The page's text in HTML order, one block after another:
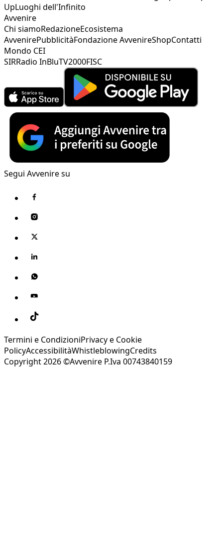
UpLuoghi dell'Infinito
Avvenire
Chi siamoRedazioneEcosistema
AvvenirePubblicitàFondazione AvvenireShopContatti
Mondo CEI
SIRRadio InBluTV2000FISC
Segui Avvenire su
Termini e CondizioniPrivacy e Cookie
PolicyAccessibilitàWhistleblowingCredits
Copyright 2026 ©Avvenire P.Iva 00743840159